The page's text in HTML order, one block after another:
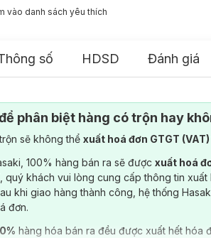
vào danh sách yêu thích
số HDSD Đánh giá
phân biệt hàng có trộn hay
sẽ không thể xuất hoá đơn GTGT (VAT)
100% hàng bán ra sẽ được xuất hoá
quý khách vui lòng cung cấp thông tin
khi giao hàng thành công, hệ thống
đơn.
hàng hóa bán ra đều được xuất hết hóa